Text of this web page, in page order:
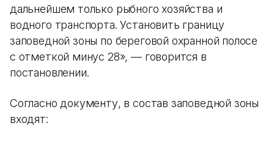
дальнейшем только рыбного хозяйства и
водного транспорта. Установить границу
заповедной зоны по береговой охранной полосе
с отметкой минус 28», — говорится в
постановлении.
Согласно документу, в состав заповедной зоны
входят: